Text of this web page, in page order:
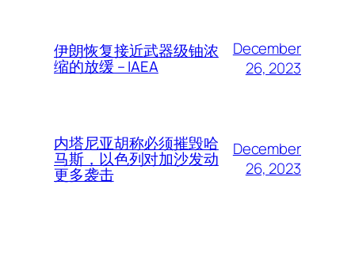
伊朗恢复接近武器级铀浓
缩的放缓 – IAEA
December
26, 2023
内塔尼亚胡称必须摧毁哈
马斯，以色列对加沙发动
更多袭击
December
26, 2023